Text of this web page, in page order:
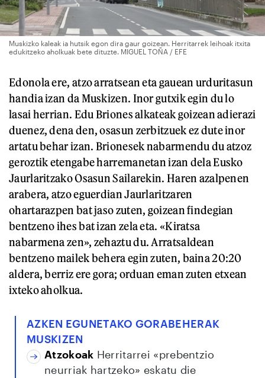
Muskizko kaleak ia hutsik egon dira gaur goizean. Herritarrek leihoak itxita
edukitzeko aholkuak bete dituzte. MIGUEL TOÑA / EFE
Edonola ere, atzo arratsean eta gauean urduritasun
handia izan da Muskizen. Inor gutxik egin du lo
lasai herrian. Edu Briones alkateak goizean adierazi
duenez, dena den, osasun zerbitzuek ez dute inor
artatu behar izan. Brionesek nabarmendu du atzoz
geroztik etengabe harremanetan izan dela Eusko
Jaurlaritzako Osasun Sailarekin. Haren azalpenen
arabera, atzo eguerdian Jaurlaritzaren
ohartarazpen bat jaso zuten, goizean findegian
bentzeno ihes bat izan zela eta. «Kiratsa
nabarmena zen», zehaztu du. Arratsaldean
bentzeno mailek behera egin zuten, baina 20:20
aldera, berriz ere gora; orduan eman zuten etxean
ixteko aholkua.
AZKEN EGUNETAKO GORABEHERAK
MUSKIZEN
Atzokoak Herritarrei «prebentzio
neurriak hartzeko» eskatu die